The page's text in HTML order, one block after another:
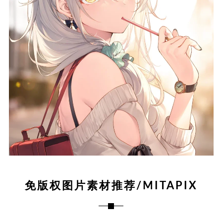
免版权图片素材推荐/MITAPIX